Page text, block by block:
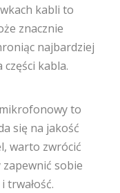
kabli to
znacznie
najbardziej
kabla.
to
się na jakość
warto zwrócić
sobie
trwałość.